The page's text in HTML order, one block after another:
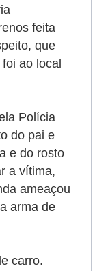
feita
que
ao local
Polícia
do pai e
e do rosto
a vítima,
ameaçou
arma de
carro.